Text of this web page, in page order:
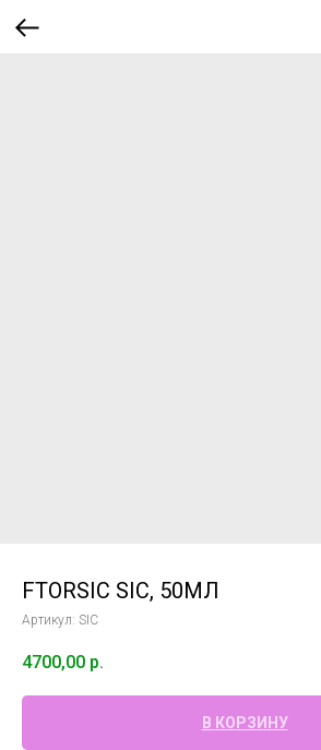
FTORSIC SIC, 50МЛ
Артикул: SIC
4700,00 р.
В КОРЗИНУ